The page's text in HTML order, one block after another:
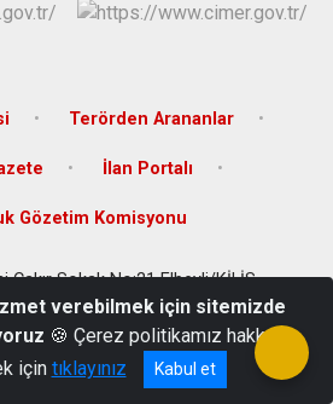
Terörden Arananlar
İlan Portalı
Gözetim Komisyonu
Çakır Sokak No:21 Elbeyli/KİLİS
348 782 21 13
verebilmek için sitemizde
🍪 Çerez politikamız hakkında
için tıklayınız Kabul et